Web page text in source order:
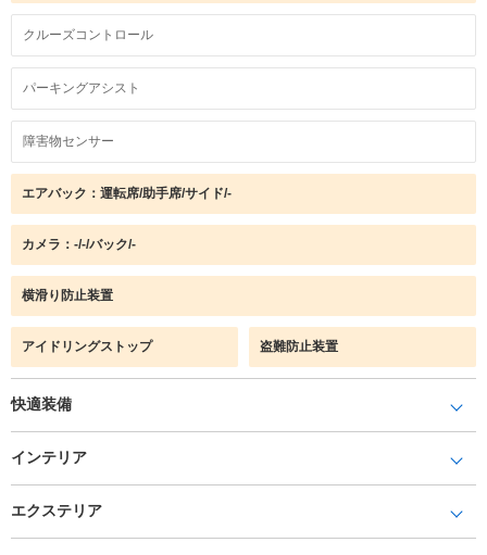
クルーズコントロール
パーキングアシスト
障害物センサー
エアバック：運転席/助手席/サイド/-
カメラ：-/-/バック/-
横滑り防止装置
アイドリングストップ 盗難防止装置
快適装備
インテリア
エクステリア